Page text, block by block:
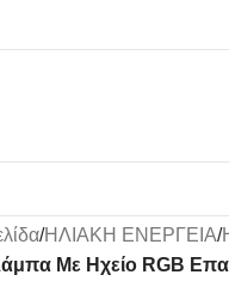
/ΗΛΙΑΚΗ ΕΝΕΡΓΕΙΑ/
Με Ηχείο RGB